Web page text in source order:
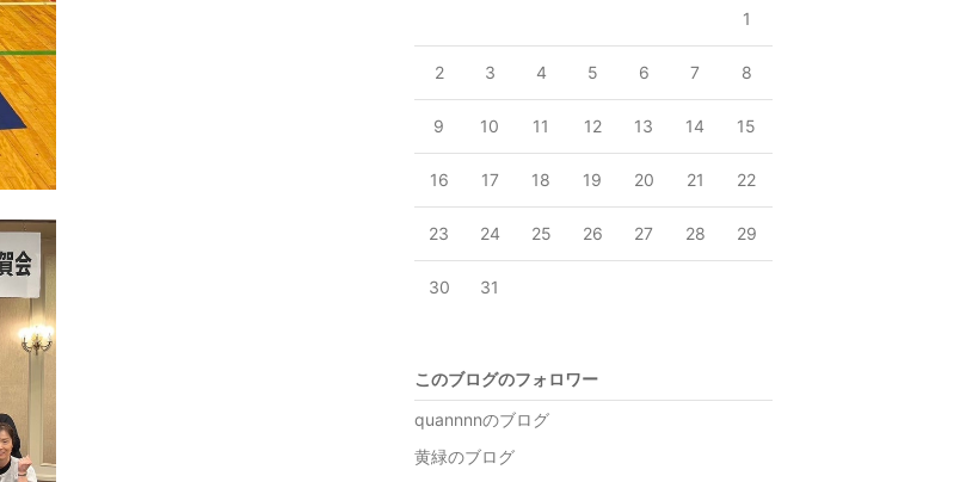
1
2 3 4 5 6 7 8
9 10 11 12 13 14 15
16 17 18 19 20 21 22
23 24 25 26 27 28 29
30 31
このブログのフォロワー
quannnnのブログ
黄緑のブログ